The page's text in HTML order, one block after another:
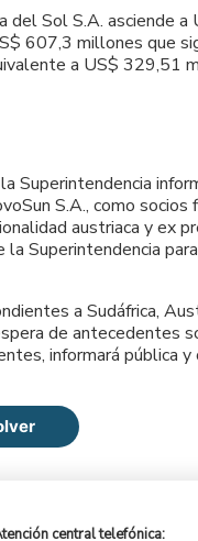
Sol S.A. asciende
607,3 millones que
a US$ 329,51
Superintendencia
S.A., como
austriaca y ex
a Sudáfrica,
de antecedentes
informará pública
central telefónica: